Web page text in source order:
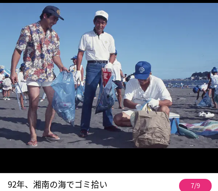
92年、湘南の海でゴミ拾い 7/9